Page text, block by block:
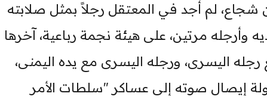
لم أجد في المعتقل رجلاً بمثل صلابته
وأرجله مرتين، على هيئة نجمة رباعية، آخرها
اليسرى، ورجله اليسرى مع يده اليمنى،
إيصال صوته إلى عساكر "سلطات الأمر